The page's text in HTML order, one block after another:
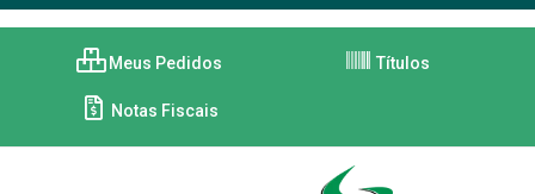
Meus Pedidos Títulos
Notas Fiscais